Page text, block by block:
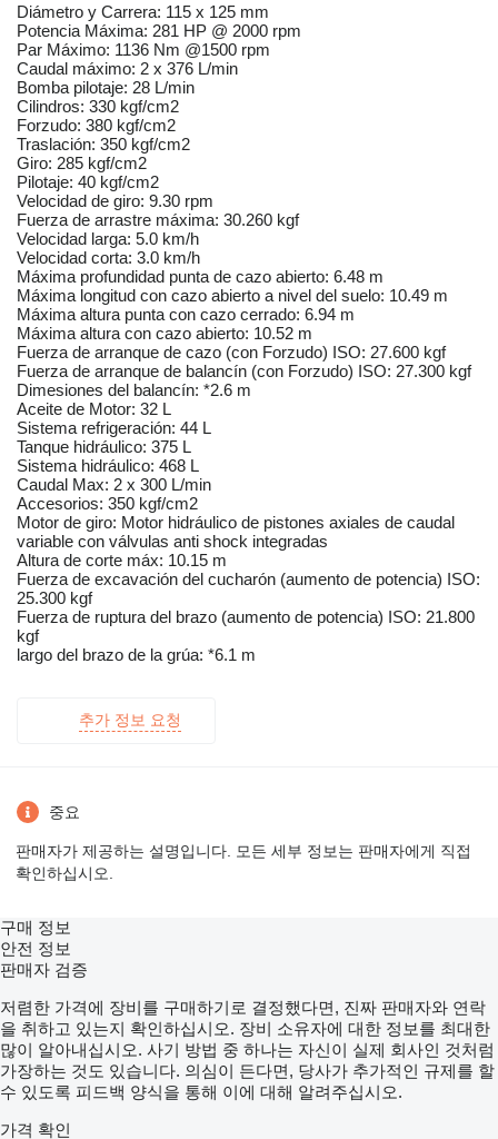
Diámetro y Carrera: 115 x 125 mm
Potencia Máxima: 281 HP @ 2000 rpm
Par Máximo: 1136 Nm @1500 rpm
Caudal máximo: 2 x 376 L/min
Bomba pilotaje: 28 L/min
Cilindros: 330 kgf/cm2
Forzudo: 380 kgf/cm2
Traslación: 350 kgf/cm2
Giro: 285 kgf/cm2
Pilotaje: 40 kgf/cm2
Velocidad de giro: 9.30 rpm
Fuerza de arrastre máxima: 30.260 kgf
Velocidad larga: 5.0 km/h
Velocidad corta: 3.0 km/h
Máxima profundidad punta de cazo abierto: 6.48 m
Máxima longitud con cazo abierto a nivel del suelo: 10.49 m
Máxima altura punta con cazo cerrado: 6.94 m
Máxima altura con cazo abierto: 10.52 m
Fuerza de arranque de cazo (con Forzudo) ISO: 27.600 kgf
Fuerza de arranque de balancín (con Forzudo) ISO: 27.300 kgf
Dimesiones del balancín: *2.6 m
Aceite de Motor: 32 L
Sistema refrigeración: 44 L
Tanque hidráulico: 375 L
Sistema hidráulico: 468 L
Caudal Max: 2 x 300 L/min
Accesorios: 350 kgf/cm2
Motor de giro: Motor hidráulico de pistones axiales de caudal
variable con válvulas anti shock integradas
Altura de corte máx: 10.15 m
Fuerza de excavación del cucharón (aumento de potencia) ISO:
25.300 kgf
Fuerza de ruptura del brazo (aumento de potencia) ISO: 21.800
kgf
largo del brazo de la grúa: *6.1 m
추가 정보 요청
중요
판매자가 제공하는 설명입니다. 모든 세부 정보는 판매자에게 직접
확인하십시오.
구매 정보
안전 정보
판매자 검증
저렴한 가격에 장비를 구매하기로 결정했다면, 진짜 판매자와 연락
을 취하고 있는지 확인하십시오. 장비 소유자에 대한 정보를 최대한
많이 알아내십시오. 사기 방법 중 하나는 자신이 실제 회사인 것처럼
가장하는 것도 있습니다. 의심이 든다면, 당사가 추가적인 규제를 할
수 있도록 피드백 양식을 통해 이에 대해 알려주십시오.
가격 확인